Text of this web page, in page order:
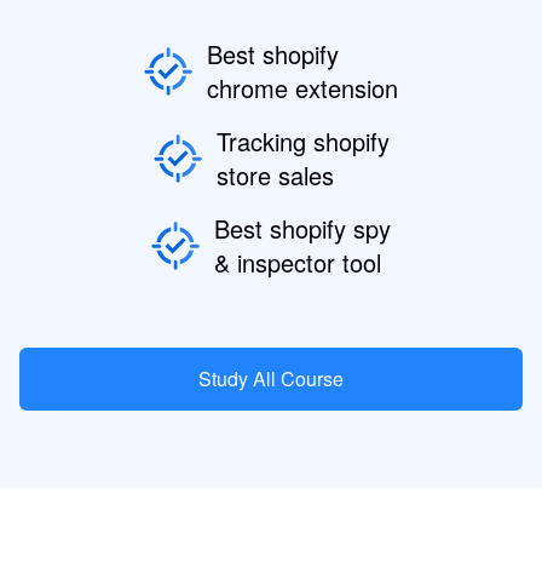
Best shopify
chrome extension
Tracking shopify
store sales
Best shopify spy
& inspector tool
Study All Course